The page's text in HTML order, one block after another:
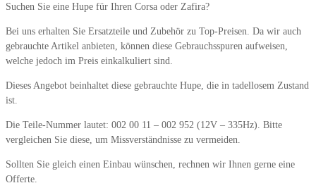
Suchen Sie eine Hupe für Ihren Corsa oder Zafira?
Bei uns erhalten Sie Ersatzteile und Zubehör zu Top-Preisen. Da wir auch
gebrauchte Artikel anbieten, können diese Gebrauchsspuren aufweisen,
welche jedoch im Preis einkalkuliert sind.
Dieses Angebot beinhaltet diese gebrauchte Hupe, die in tadellosem Zustand
ist.
Die Teile-Nummer lautet: 002 00 11 – 002 952 (12V – 335Hz). Bitte
vergleichen Sie diese, um Missverständnisse zu vermeiden.
Sollten Sie gleich einen Einbau wünschen, rechnen wir Ihnen gerne eine
Offerte.